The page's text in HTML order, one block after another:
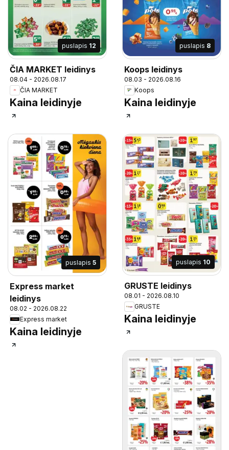
puslapis 12
ČIA MARKET leidinys
08.04 - 2026.08.17
ČIA MARKET
Kaina leidinyje
puslapis 8
Koops leidinys
08.03 - 2026.08.16
Koops
Kaina leidinyje
puslapis 5
Express market
leidinys
08.02 - 2026.08.22
Express market
Kaina leidinyje
puslapis 10
GRUSTE leidinys
08.01 - 2026.08.10
GRUSTE
Kaina leidinyje